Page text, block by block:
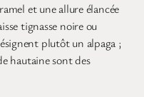
et une allure élancée
tignasse noire ou
plutôt un alpaga ;
hautaine sont des